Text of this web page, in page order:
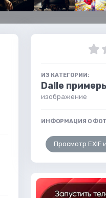
ИЗ КАТЕГОРИИ:
Dalle
изображение
ИНФОРМАЦИЯ О
Просмотр EXIF